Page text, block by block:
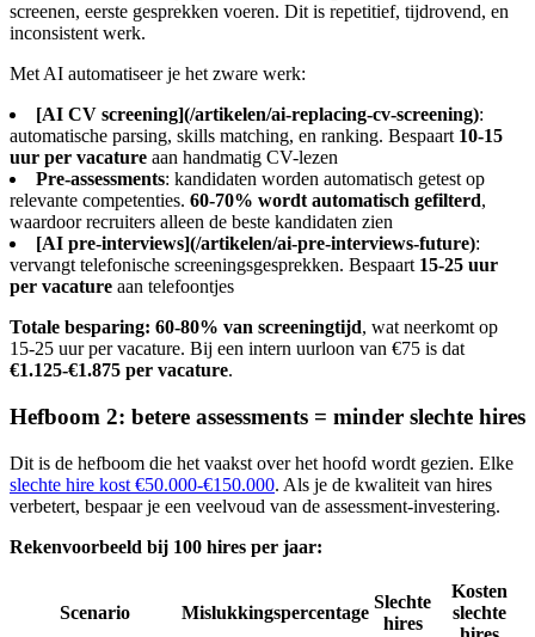
screenen, eerste gesprekken voeren. Dit is repetitief, tijdrovend, en
inconsistent werk.
Met AI automatiseer je het zware werk:
[AI CV screening](/artikelen/ai-replacing-cv-screening):
automatische parsing, skills matching, en ranking. Bespaart 10-15
uur per vacature aan handmatig CV-lezen
Pre-assessments: kandidaten worden automatisch getest op
relevante competenties. 60-70% wordt automatisch gefilterd,
waardoor recruiters alleen de beste kandidaten zien
[AI pre-interviews](/artikelen/ai-pre-interviews-future):
vervangt telefonische screeningsgesprekken. Bespaart 15-25 uur
per vacature aan telefoontjes
Totale besparing: 60-80% van screeningtijd, wat neerkomt op
15-25 uur per vacature. Bij een intern uurloon van €75 is dat
€1.125-€1.875 per vacature.
Hefboom 2: betere assessments = minder slechte hires
Dit is de hefboom die het vaakst over het hoofd wordt gezien. Elke
slechte hire kost €50.000-€150.000. Als je de kwaliteit van hires
verbetert, bespaar je een veelvoud van de assessment-investering.
Rekenvoorbeeld bij 100 hires per jaar:
Scenario Mislukkingspercentage
Slechte
hires
Kosten
slechte